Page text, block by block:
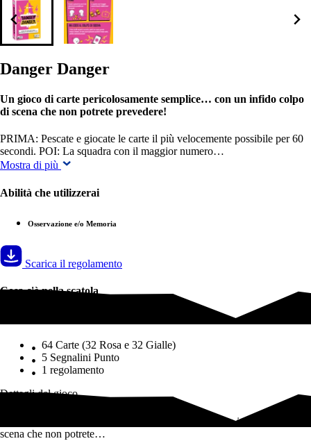
Danger Danger
Un gioco di carte pericolosamente semplice… con un infido colpo
di scena che non potrete prevedere!
PRIMA: Pescate e giocate le carte il più velocemente possibile per 60
secondi. POI: La squadra con il maggior numero…
Mostra di più
Abilità che utilizzerai
Osservazione e/o Memoria
Scarica il regolamento
Cosa c'è nella scatola
64 Carte (32 Rosa e 32 Gialle)
5 Segnalini Punto
1 regolamento
Dettagli del gioco
Un gioco di carte pericolosamente semplice… con un infido colpo di
scena che non potrete…